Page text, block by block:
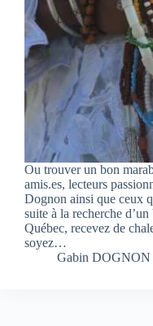
Ou trouver un bon
amis.es, lecteurs
Dognon ainsi que ceux
suite à la recherche
Québec, recevez de
soyez…
Gabin DOGNON